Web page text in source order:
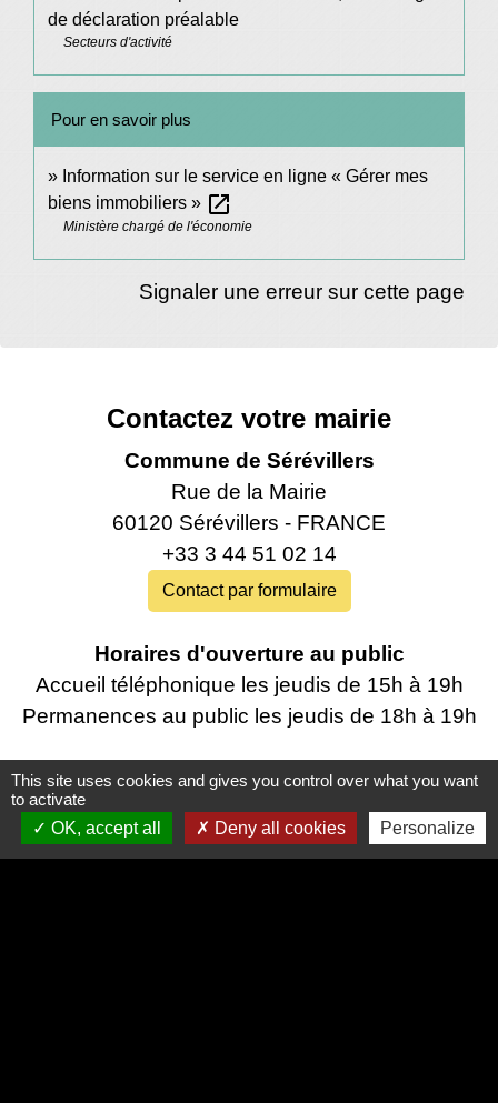
de déclaration préalable
Secteurs d'activité
Pour en savoir plus
Information sur le service en ligne « Gérer mes
biens immobiliers » open_in_new
Ministère chargé de l'économie
Signaler une erreur sur cette page
Contactez votre mairie
Commune de Sérévillers
Rue de la Mairie
60120 Sérévillers - FRANCE
+33 3 44 51 02 14
Contact par formulaire
Horaires d'ouverture au public
Accueil téléphonique les jeudis de 15h à 19h
Permanences au public les jeudis de 18h à 19h‍‍
Liens utiles
Oise mobilité
This site uses cookies and gives you control over what you want
to activate
OK, accept all
Deny all cookies Personalize